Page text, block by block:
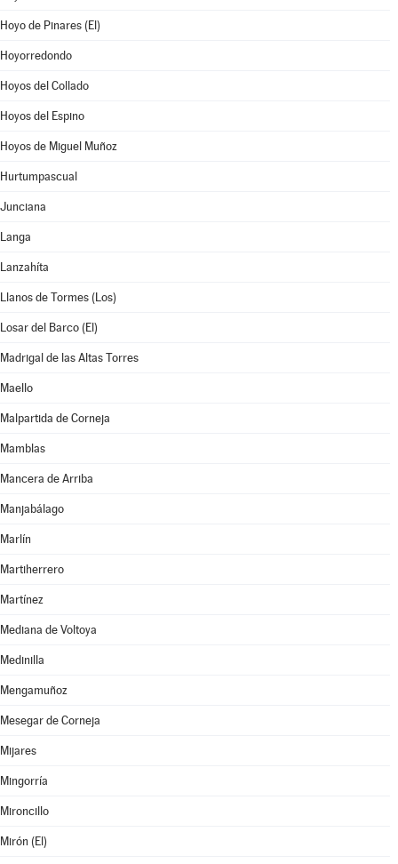
Hoyo de Pinares (El)
Hoyorredondo
Hoyos del Collado
Hoyos del Espino
Hoyos de Miguel Muñoz
Hurtumpascual
Junciana
Langa
Lanzahíta
Llanos de Tormes (Los)
Losar del Barco (El)
Madrigal de las Altas Torres
Maello
Malpartida de Corneja
Mamblas
Mancera de Arriba
Manjabálago
Marlín
Martiherrero
Martínez
Mediana de Voltoya
Medinilla
Mengamuñoz
Mesegar de Corneja
Mijares
Mingorría
Mironcillo
Mirón (El)